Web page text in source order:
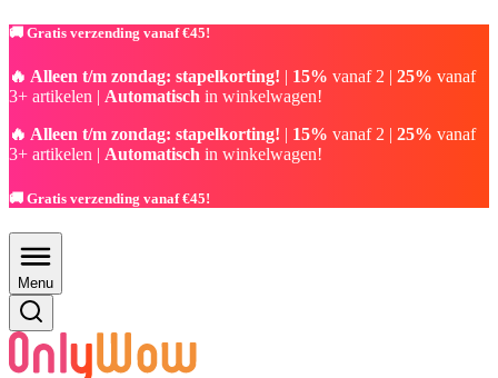
🚚 Gratis verzending vanaf €45!
🔥 Alleen t/m zondag: stapelkorting! | 15% vanaf 2 | 25% vanaf
3+ artikelen | Automatisch in winkelwagen!
🔥 Alleen t/m zondag: stapelkorting! | 15% vanaf 2 | 25% vanaf
3+ artikelen | Automatisch in winkelwagen!
🚚 Gratis verzending vanaf €45!
Menu